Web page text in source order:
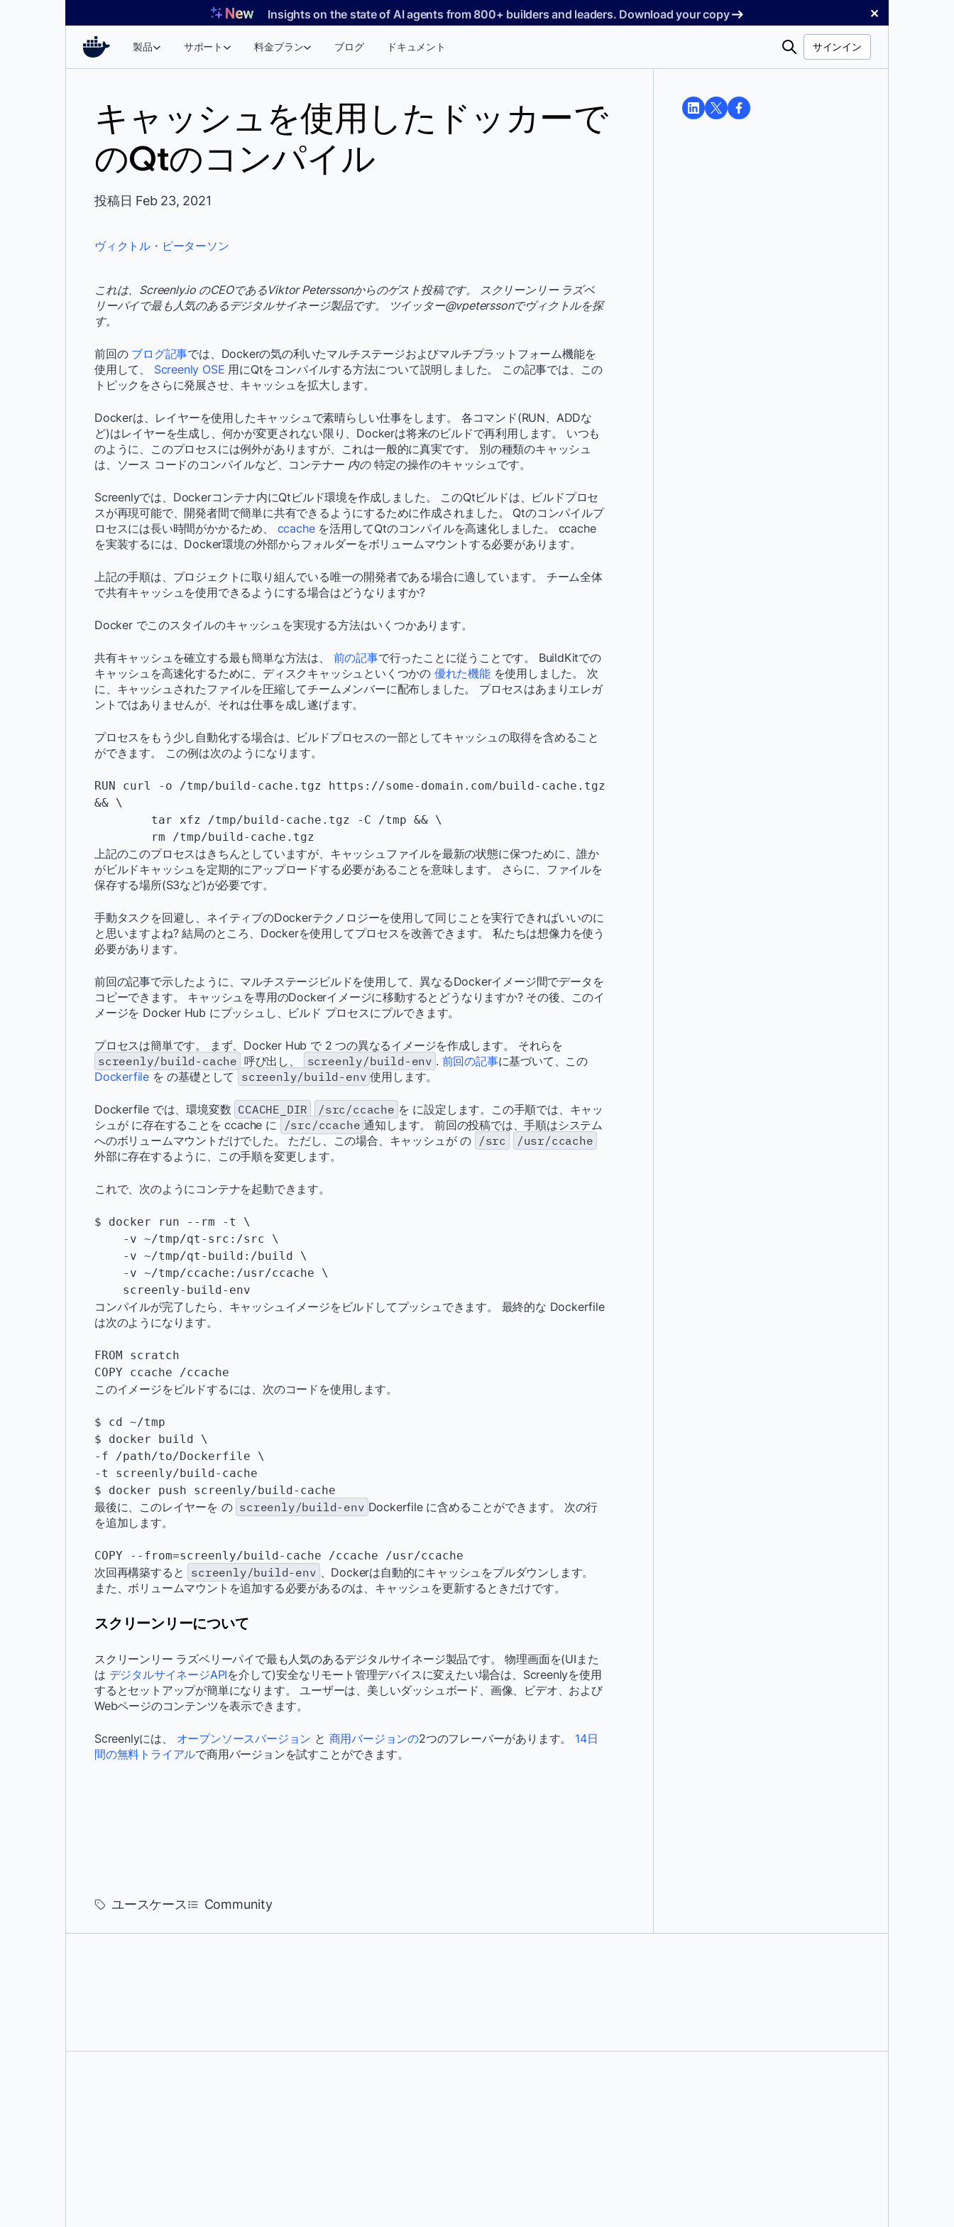
Insights on the state of AI agents from 800+ builders and leaders. Download your copy ✕
製品 サポート 料金プラン ブログ ドキュメント
検
サインイン
キャッシュを使用したドッカーで
のQtのコンパイル
投稿日 Feb 23, 2021
ヴィクトル・ピーターソン
これは、Screenly.io のCEOであるViktor Peterssonからのゲスト投稿です。 スクリーンリー ラズベ
リーパイで最も人気のあるデジタルサイネージ製品です。 ツイッター@vpeterssonでヴィクトルを探
す。
前回の ブログ記事では、Dockerの気の利いたマルチステージおよびマルチプラットフォーム機能を
使用して、 Screenly OSE 用にQtをコンパイルする方法について説明しました。 この記事では、この
トピックをさらに発展させ、キャッシュを拡大します。
Dockerは、レイヤーを使用したキャッシュで素晴らしい仕事をします。 各コマンド(RUN、ADDな
ど)はレイヤーを生成し、何かが変更されない限り、Dockerは将来のビルドで再利用します。 いつも
のように、このプロセスには例外がありますが、これは一般的に真実です。 別の種類のキャッシュ
は、ソース コードのコンパイルなど、コンテナー 内の特定の操作のキャッシュです。
Screenlyでは、Dockerコンテナ内にQtビルド環境を作成しました。 このQtビルドは、ビルドプロセ
スが再現可能で、開発者間で簡単に共有できるようにするために作成されました。 Qtのコンパイルプ
ロセスには長い時間がかかるため、 ccacheを活用してQtのコンパイルを高速化しました。 ccache
を実装するには、Docker環境の外部からフォルダーをボリュームマウントする必要があります。
上記の手順は、プロジェクトに取り組んでいる唯一の開発者である場合に適しています。 チーム全体
で共有キャッシュを使用できるようにする場合はどうなりますか?
Docker でこのスタイルのキャッシュを実現する方法はいくつかあります。
共有キャッシュを確立する最も簡単な方法は、 前の記事で行ったことに従うことです。 BuildKitでの
キャッシュを高速化するために、ディスクキャッシュといくつかの 優れた機能を使用しました。 次
に、キャッシュされたファイルを圧縮してチームメンバーに配布しました。 プロセスはあまりエレガ
ントではありませんが、それは仕事を成し遂げます。
プロセスをもう少し自動化する場合は、ビルドプロセスの一部としてキャッシュの取得を含めること
ができます。 この例は次のようになります。
RUN curl -o /tmp/build-cache.tgz https://some-domain.com/build-cache.tgz
&& \
	rm /tmp/build-cache.tgz
上記のこのプロセスはきちんとしていますが、キャッシュファイルを最新の状態に保つために、誰か
がビルドキャッシュを定期的にアップロードする必要があることを意味します。 さらに、ファイルを
保存する場所(S3など)が必要です。
手動タスクを回避し、ネイティブのDockerテクノロジーを使用して同じことを実行できればいいのに
と思いますよね? 結局のところ、Dockerを使用してプロセスを改善できます。 私たちは想像力を使う
必要があります。
前回の記事で示したように、マルチステージビルドを使用して、異なるDockerイメージ間でデータを
コピーできます。 キャッシュを専用のDockerイメージに移動するとどうなりますか? その後、このイ
メージを Docker Hub にプッシュし、ビルド プロセスにプルできます。
プロセスは簡単です。 まず、Docker Hub で 2 つの異なるイメージを作成します。 それらを
screenly/build-cache 呼び出し、 screenly/build-env . 前回の記事に基づいて、この
Dockerfile を の基礎として screenly/build-env 使用します。
Dockerfile では、環境変数 CCACHE_DIR /src/ccache を に設定します。この手順では、キャッ
シュが に存在することを ccache に
/src/ccache 通知します。 前回の投稿では、手順はシステム
へのボリュームマウントだけでした。 ただし、この場合、キャッシュが の /src
/usr/ccache
外部に存在するように、この手順を変更します。
これで、次のようにコンテナを起動できます。
$ docker run --rm -t \
コンパイルが完了したら、キャッシュイメージをビルドしてプッシュできます。 最終的な Dockerfile
は次のようになります。
FROM scratch
このイメージをビルドするには、次のコードを使用します。
$ cd ~/tmp
$ docker build \
-f /path/to/Dockerfile \
-t screenly/build-cache
最後に、このレイヤーを の screenly/build-env Dockerfile に含めることができます。 次の行
を追加します。
次回再構築すると screenly/build-env 、Dockerは自動的にキャッシュをプルダウンします。
また、ボリュームマウントを追加する必要があるのは、キャッシュを更新するときだけです。
スクリーンリーについて
スクリーンリー ラズベリーパイで最も人気のあるデジタルサイネージ製品です。 物理画面を(UIまた
は デジタルサイネージAPIを介して)安全なリモート管理デバイスに変えたい場合は、Screenlyを使用
するとセットアップが簡単になります。 ユーザーは、美しいダッシュボード、画像、ビデオ、および
Webページのコンテンツを表示できます。
Screenlyには、 オープンソースバージョン と 商用バージョンの2つのフレーバーがあります。 14日
間の無料トライアルで商用バージョンを試すことができます。
ユースケース Community